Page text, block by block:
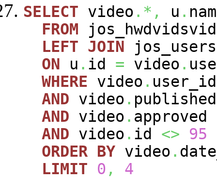
SELECT video .*, u .
FROM
LEFT JOIN
ON u . id = video .
WHERE video .
AND video .
AND video . approved
AND video . id <>
95
ORDER BY video .
LIMIT
0 ,
4